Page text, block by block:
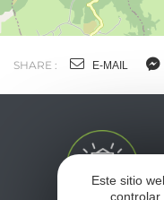
SHARE : E-MAIL
Este sitio
controlar